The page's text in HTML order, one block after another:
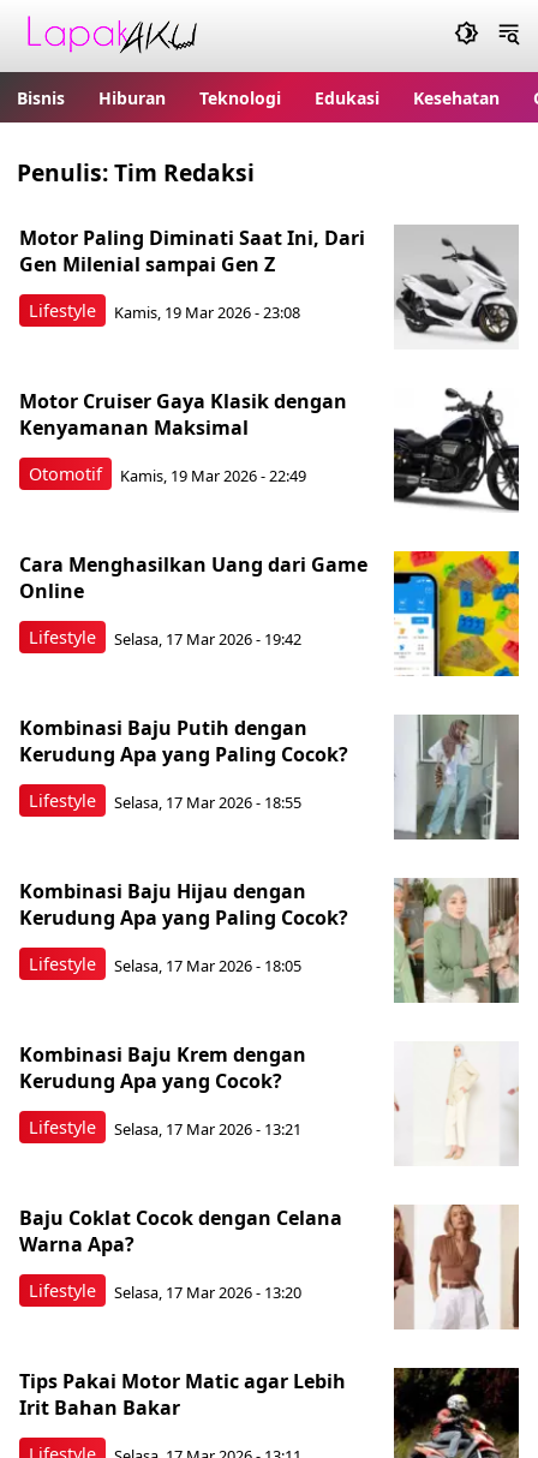
Bisnis Hiburan Teknologi Edukasi Kesehatan
Penulis:Tim Redaksi
Lifestyle
Motor Paling Diminati Saat Ini, Dari
Gen Milenial sampai Gen Z
Kamis, 19 Mar 2026 - 23:08
Otomotif
Motor Cruiser Gaya Klasik dengan
Kenyamanan Maksimal
Kamis, 19 Mar 2026 - 22:49
Lifestyle
Cara Menghasilkan Uang dari Game
Online
Selasa, 17 Mar 2026 - 19:42
Lifestyle
Kombinasi Baju Putih dengan
Kerudung Apa yang Paling Cocok?
Selasa, 17 Mar 2026 - 18:55
Lifestyle
Kombinasi Baju Hijau dengan
Kerudung Apa yang Paling Cocok?
Selasa, 17 Mar 2026 - 18:05
Lifestyle
Kombinasi Baju Krem dengan
Kerudung Apa yang Cocok?
Selasa, 17 Mar 2026 - 13:21
Lifestyle
Baju Coklat Cocok dengan Celana
Warna Apa?
Selasa, 17 Mar 2026 - 13:20
Tips Pakai Motor Matic agar Lebih
Irit Bahan Bakar